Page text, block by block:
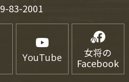
83-2001
YouTube
女将の
Facebook